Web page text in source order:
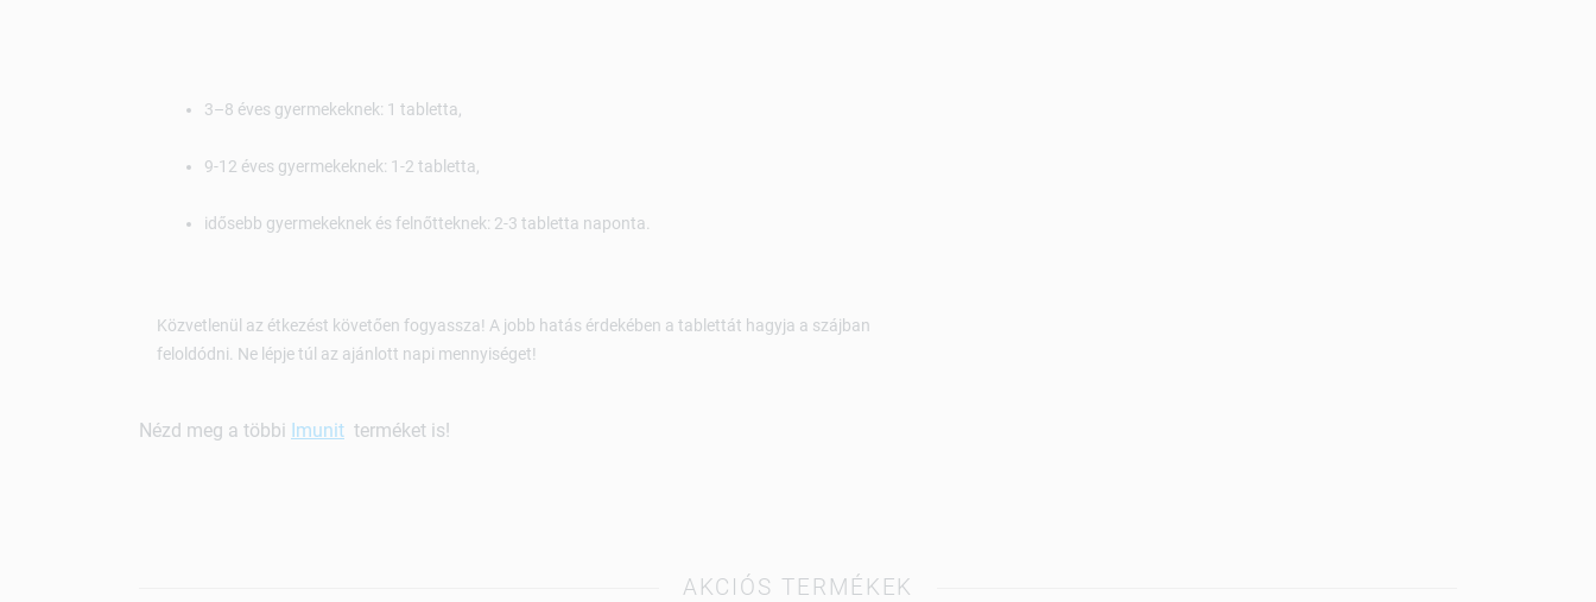
3–8 éves gyermekeknek: 1 tabletta,
9-12 éves gyermekeknek: 1-2 tabletta,
idősebb gyermekeknek és felnőtteknek: 2-3 tabletta naponta.
Közvetlenül az étkezést követően fogyassza! A jobb hatás érdekében a tablettát hagyja a szájban
feloldódni. Ne lépje túl az ajánlott napi mennyiséget!
Nézd meg a többi Imunit terméket is!
AKCIÓS TERMÉKEK